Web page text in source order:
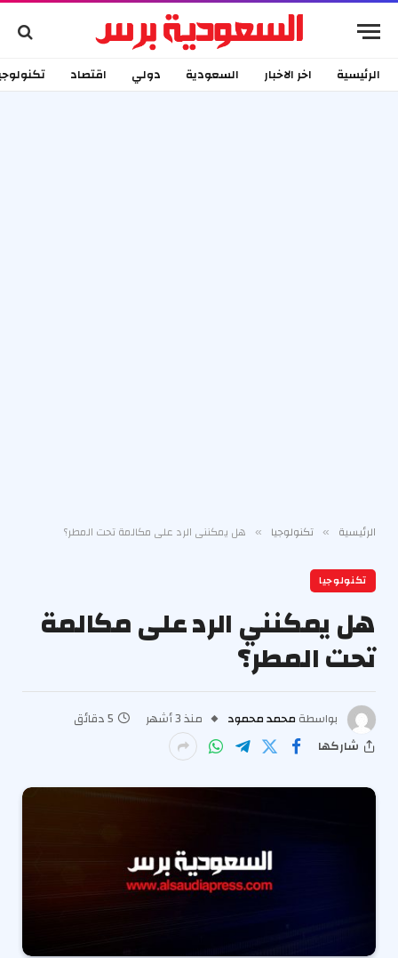
الرئيسية اخر الاخبار السعودية دولي اقتصاد
الرئيسية » تكنولوجيا » هل يمكنني الرد على مكالمة تحت المطر؟
تكنولوجيا
هل يمكنني الرد على مكالمة
تحت المطر؟
بواسطة محمد محمود منذ 3 أشهر
5 دقائق
شاركها